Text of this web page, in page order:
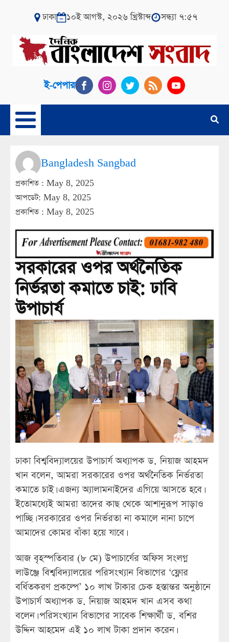
ঢাকা ১০ই আগস্ট, ২০২৬ খ্রিস্টাব্দ সন্ধ্যা ৭:৫৭
ই-পেপার
Bangladesh Sangbad
প্রকাশিত : May 8, 2025
আপডেট: May 8, 2025
প্রকাশিত : May 8, 2025
সরকারের ওপর অর্থনৈতিক
নির্ভরতা কমাতে চাই: ঢাবি
উপাচার্য
ঢাকা বিশ্ববিদ্যালয়ের উপাচার্য অধ্যাপক ড. নিয়াজ আহমদ
খান বলেন, আমরা সরকারের ওপর অর্থনৈতিক নির্ভরতা
কমাতে চাই। এজন্য অ্যালামনাইদের এগিয়ে আসতে হবে।
ইতোমধ্যেই আমরা তাদের কাছ থেকে আশানুরূপ সাড়াও
পাচ্ছি। সরকারের ওপর নির্ভরতা না কমালে নানা চাপে
আমাদের কোমর বাঁকা হয়ে যাবে।
আজ বৃহস্পতিবার (৮ মে) উপাচার্যের অফিস সংলগ্ন
লাউঞ্জে বিশ্ববিদ্যালয়ের পরিসংখ্যান বিভাগের ‘ফ্লোর
বর্ধিতকরণ প্রকল্পে’ ১০ লাখ টাকার চেক হস্তান্তর অনুষ্ঠানে
উপাচার্য অধ্যাপক ড. নিয়াজ আহমদ খান এসব কথা
বলেন। পরিসংখ্যান বিভাগের সাবেক শিক্ষার্থী ড. বশির
উদ্দিন আহমেদ এই ১০ লাখ টাকা প্রদান করেন।